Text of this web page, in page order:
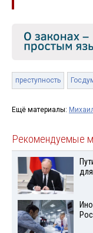
преступность
Ещё материалы:
Рекомендуемые